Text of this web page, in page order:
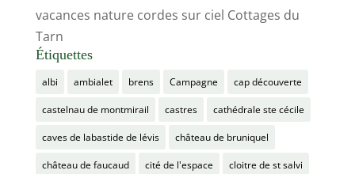
vacances nature cordes sur ciel Cottages du
Tarn
Étiquettes
albi ambialet brens Campagne cap découverte
castelnau de montmirail castres cathédrale ste cécile
caves de labastide de lévis château de bruniquel
château de faucaud cité de l'espace cloitre de st salvi